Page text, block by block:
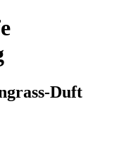
Duft